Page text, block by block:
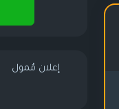
إعلان مُمول